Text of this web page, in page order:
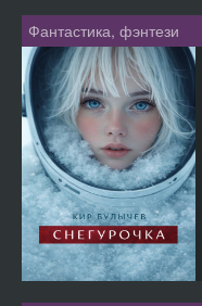
Фантастика, фэнтези